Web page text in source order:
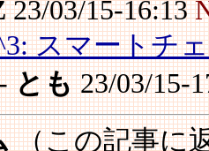
23/03/15-16:13
スマートチ
とも23/03/15-
（この記事に